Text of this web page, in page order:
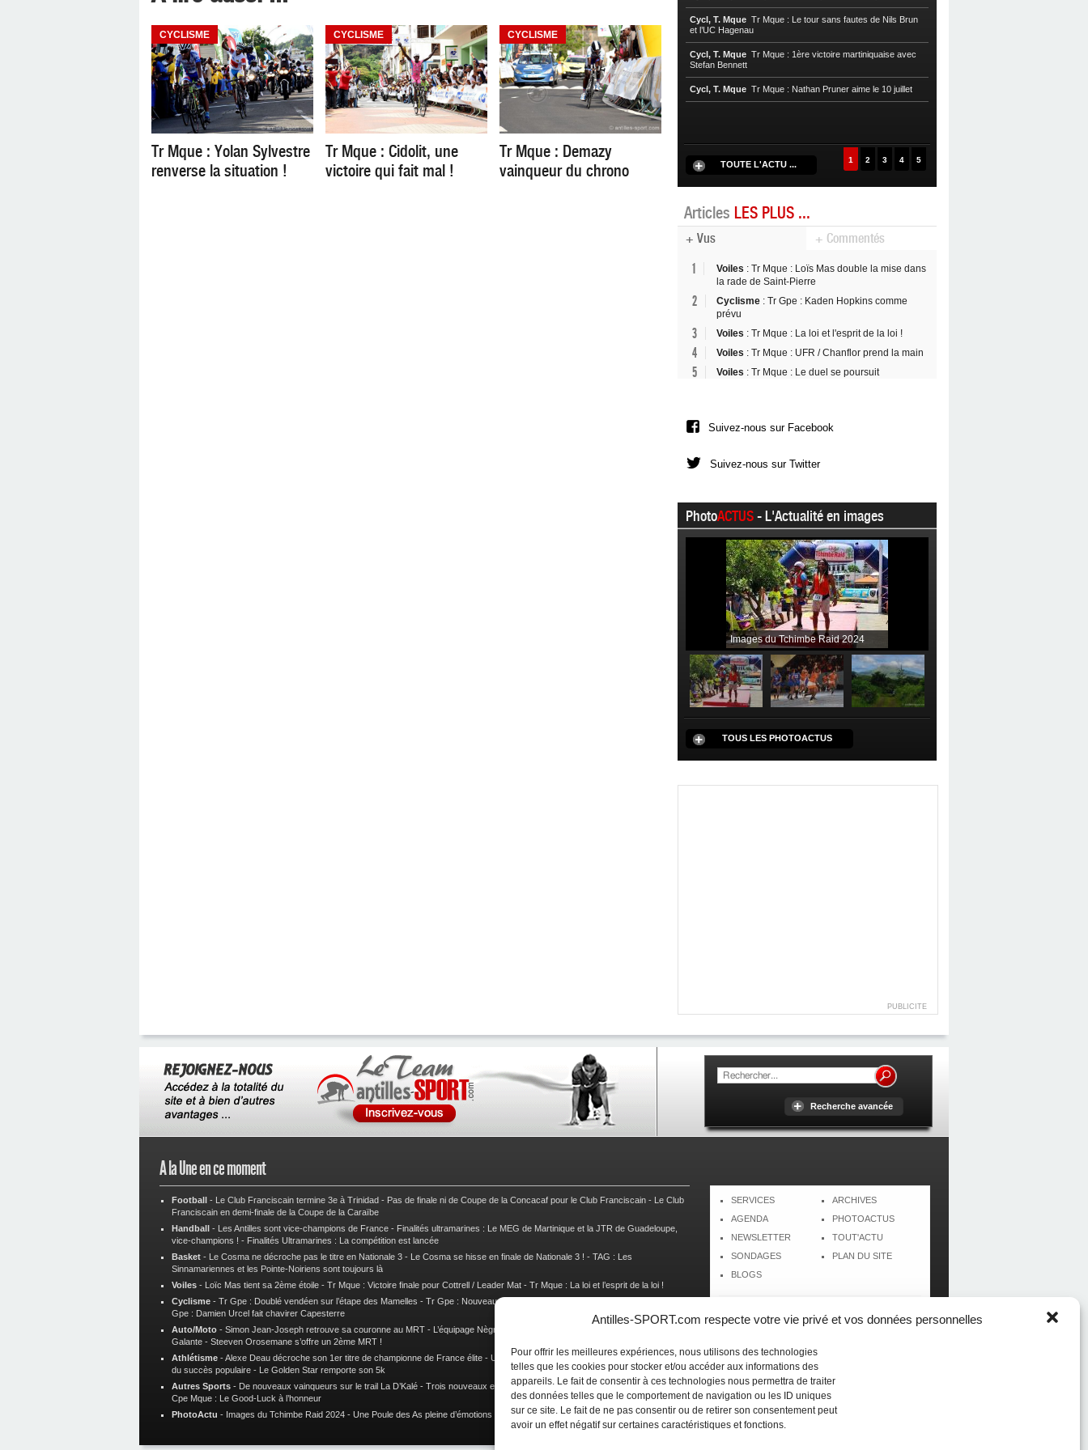
Antilles-SPORT.com respecte votre vie privé et vos données personnelles
Pour offrir les meilleures expériences, nous utilisons des technologies
telles que les cookies pour stocker et/ou accéder aux informations des
appareils. Le fait de consentir à ces technologies nous permettra de traiter
des données telles que le comportement de navigation ou les ID uniques
sur ce site. Le fait de ne pas consentir ou de retirer son consentement peut
avoir un effet négatif sur certaines caractéristiques et fonctions.
CYCLISME
Tr Mque : Yolan Sylvestre
renverse la situation !
CYCLISME
Tr Mque : Cidolit, une
victoire qui fait mal !
CYCLISME
Tr Mque : Demazy
vainqueur du chrono
Cycl, T. Mque Tr Mque : Le tour sans fautes de Nils Brun
et l’UC Hagenau
Cycl, T. Mque Tr Mque : 1ère victoire martiniquaise avec
Stefan Bennett
Cycl, T. Mque Tr Mque : Nathan Pruner aime le 10 juillet
TOUTE L'ACTU ... 1 2 3 4 5
Articles LES PLUS ...
+ Vus + Commentés
1 Voiles : Tr Mque : Loïs Mas double la mise dans
la rade de Saint-Pierre
2 Cyclisme : Tr Gpe : Kaden Hopkins comme
prévu
3 Voiles : Tr Mque : La loi et l'esprit de la loi !
4 Voiles : Tr Mque : UFR / Chanflor prend la main
5 Voiles : Tr Mque : Le duel se poursuit
Suivez-nous sur Facebook
Suivez-nous sur Twitter
PhotoACTUS- L'Actualité en images
Images du Tchimbe Raid 2024
TOUS LES PHOTOACTUS
PUBLICITE
Recherche avancée
A la Une en ce moment
Football - Le Club Franciscain termine 3e à Trinidad - Pas de finale ni de Coupe de la Concacaf pour le Club Franciscain - Le Club
Franciscain en demi-finale de la Coupe de la Caraïbe
Handball - Les Antilles sont vice-champions de France - Finalités ultramarines : Le MEG de Martinique et la JTR de Guadeloupe,
vice-champions ! - Finalités Ultramarines : La compétition est lancée
Basket - Le Cosma ne décroche pas le titre en Nationale 3 - Le Cosma se hisse en finale de Nationale 3 ! - TAG : Les
Sinnamariennes et les Pointe-Noiriens sont toujours là
Voiles - Loïc Mas tient sa 2ème étoile - Tr Mque : Victoire finale pour Cottrell / Leader Mat - Tr Mque : La loi et l’esprit de la loi !
Cyclisme - Tr Gpe : Doublé vendéen sur l’étape des Mamelles - Tr Gpe : Nouveau changement de leader, Damien Urcel out
Gpe : Damien Urcel fait chavirer Capesterre
Auto/Moto - Simon Jean-Joseph retrouve sa couronne au MRT - L’équipage Nègre – Gérard remporte le 9e rallye du Pays Marie-
Galante - Steeven Orosemane s’offre un 2ème MRT !
Athlétisme -Alexe Deau décroche son 1er titre de championne de France élite - Un semi marathon sous le signe de la chaleur et
du succès populaire - Le Golden Star remporte son 5k
Autres Sports - De nouveaux vainqueurs sur le trail La D’Kalé - Trois nouveaux et un habitué au palmarès du Trail des Trésors-
Cpe Mque : Le Good-Luck à l’honneur
PhotoActu - Images du Tchimbe Raid 2024 - Une Poule des As pleine d’émotions ! Images de la Woulib 113 X-Trem
SERVICES
AGENDA
NEWSLETTER
SONDAGES
BLOGS
ARCHIVES
PHOTOACTUS
TOUT'ACTU
PLAN DU SITE